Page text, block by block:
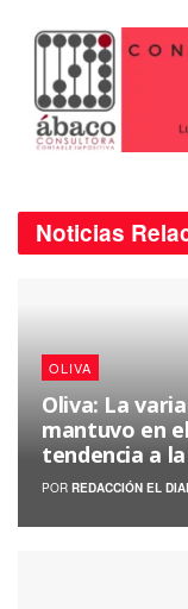
Noticias
OLIVA
Oliva: La
mantuvo en
tendencia a
POR REDACCIÓN EL